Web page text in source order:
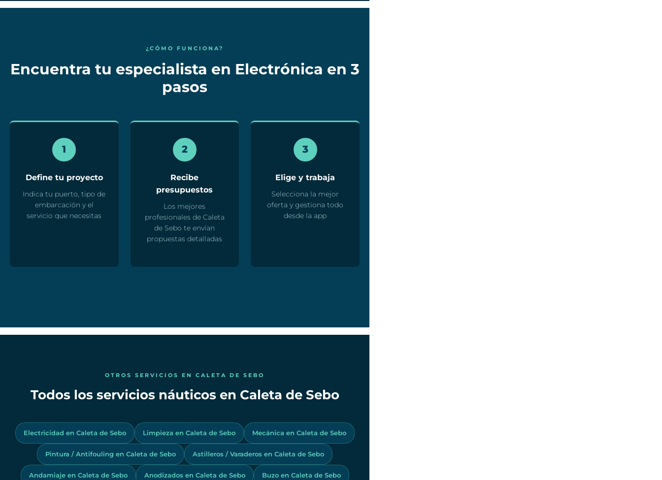
¿CÓMO FUNCIONA?
Encuentra tu especialista en Electrónica en 3
pasos
1
Define tu proyecto
Indica tu puerto, tipo de
embarcación y el
servicio que necesitas
2
Recibe
presupuestos
Los mejores
profesionales de Caleta
de Sebo te envían
propuestas detalladas
3
Elige y trabaja
Selecciona la mejor
oferta y gestiona todo
desde la app
OTROS SERVICIOS EN CALETA DE SEBO
Todos los servicios náuticos en Caleta de Sebo
Electricidad en Caleta de Sebo Limpieza en Caleta de Sebo Mecánica en Caleta de Sebo
Pintura / Antifouling en Caleta de Sebo Astilleros / Varaderos en Caleta de Sebo
Andamiaje en Caleta de Sebo Anodizados en Caleta de Sebo Buzo en Caleta de Sebo